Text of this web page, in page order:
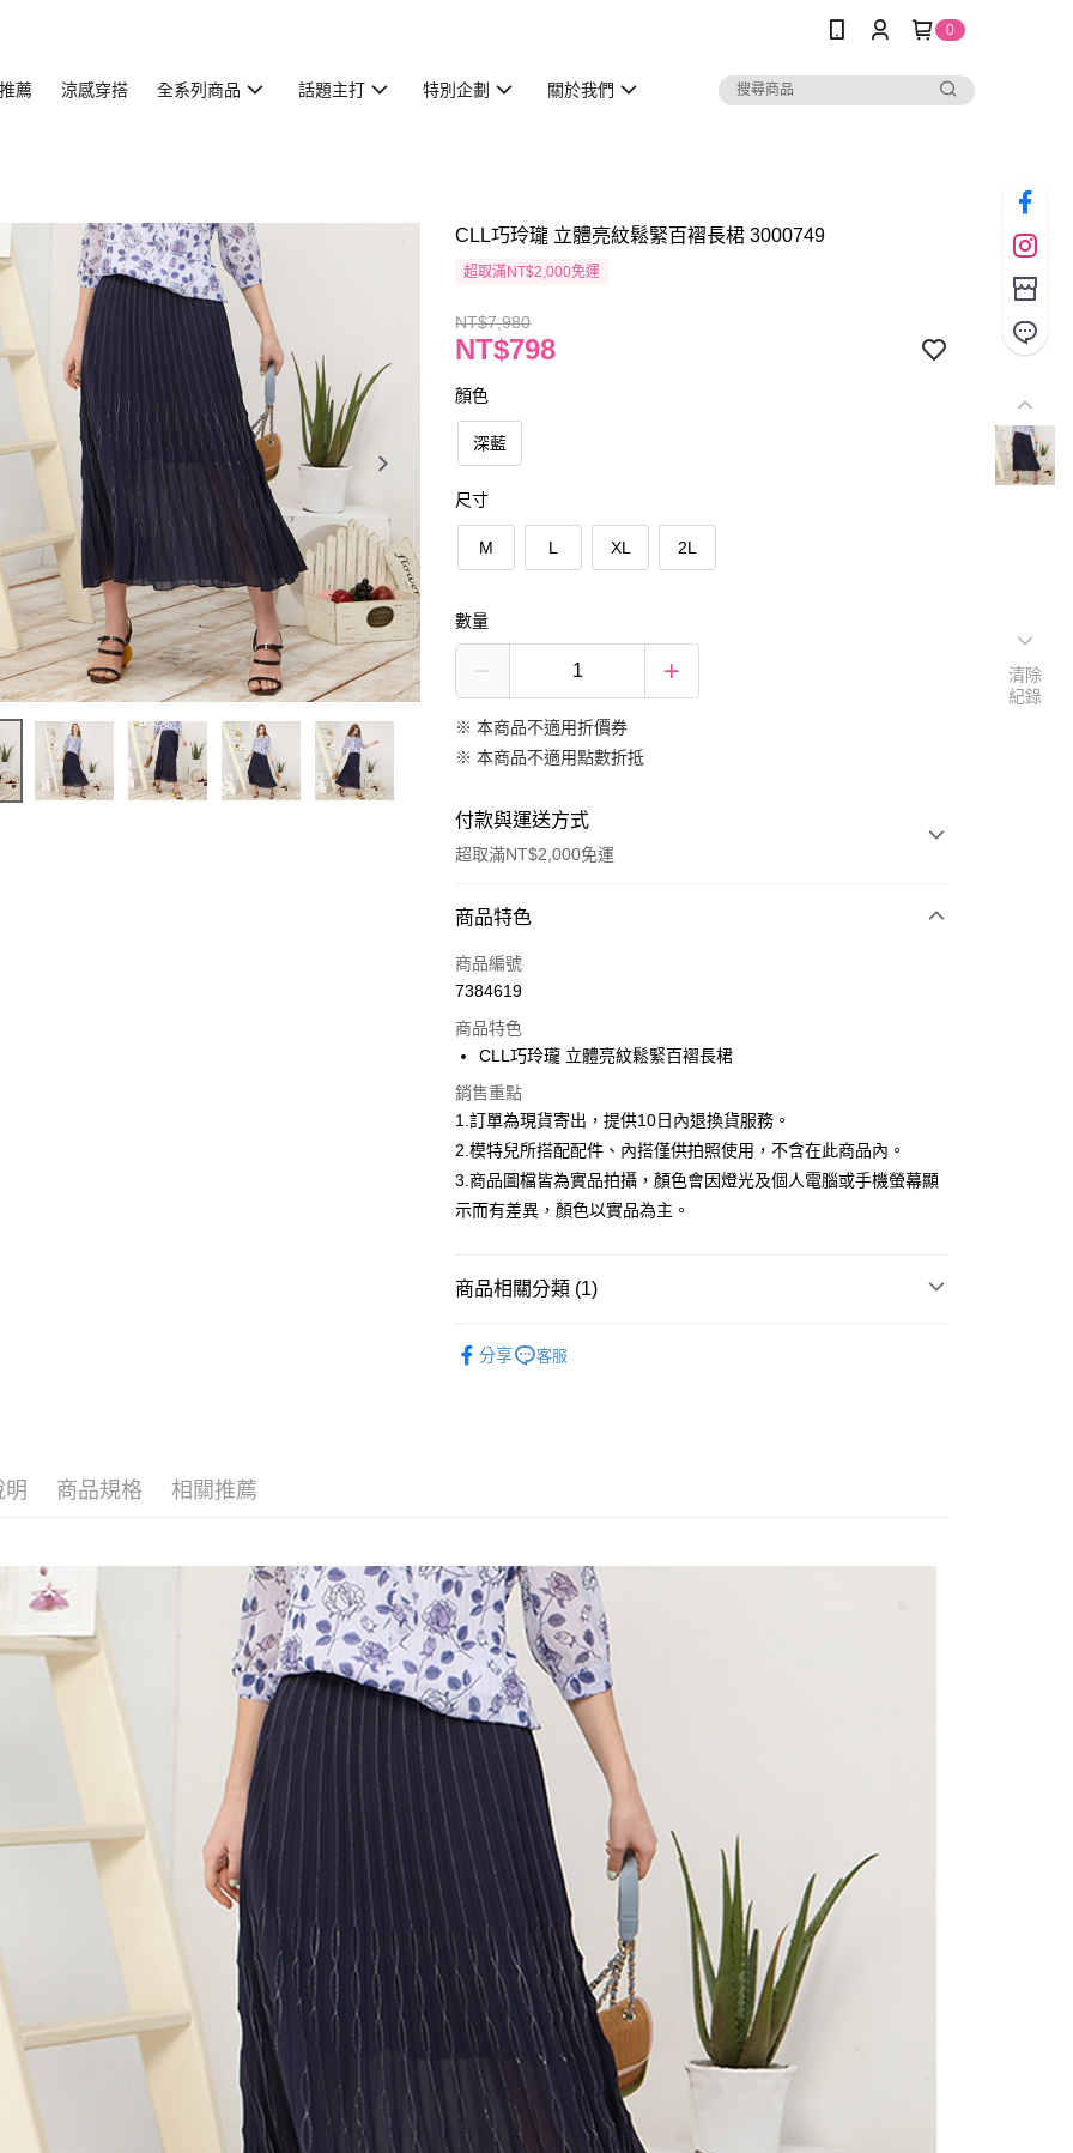
0
薦 涼感穿搭 全系列商品 話題主打 特別企劃 關於我們
CLL巧玲瓏 立體亮紋鬆緊百褶長桾 3000749
超取滿NT$2,000免運
NT$7,980
NT$798
顏色
深藍
尺寸
M L XL 2L
數量
※ 本商品不適用折價券
※ 本商品不適用點數折抵
付款與運送方式
超取滿NT$2,000免運
付款方式
信用卡一次付款
3 期 0 利率 每期 NT$266
合作金庫商業銀行
華南商業銀行
上海商業儲蓄銀行
台北富邦商業銀行
國泰世華商業銀行
兆豐國際商業銀行
臺灣中小企業銀行
台中商業銀行
匯豐（台灣）商業銀行
玉山商業銀行
超商取貨付款
LINE Pay
Apple Pay
街口支付
大哥付你分期
無法說明評估內容。
【繳款方式說明】
1.分期款項不併入電信帳單，「大哥付你分期」於每月結算日後寄送繳費提
醒簡訊。
2.透過簡訊連結打開帳單後，可選擇「超商條碼／台灣大直營門市／銀行轉
帳／街口支付／iPASS MONEY」等通路繳費。
【注意事項】
1.本服務係由「台灣大哥大股份有限公司」（以下簡稱本公司）所提供，讓
用戶於交易時，得透過本服務購買商品或服務，並由商店將買賣／分期付
款買賣價金債權讓與本公司後，依約使用本公司帳單繳交帳款。
2.基於同意付款使用「大哥付你分期」之契約關係目的，商店將以您的個人
資料（包含姓名、電話或地址）提供予台灣大哥大進項蒐集、處理及利
用，由本公司與您本人進行分期帳單所需資料之確認、核對及更正。
3.完整用戶服務條款，請詳閱以下連結：
https://oppay.tw/userRule
３．安心：先確認商品／服務後，再付款。
【「AFTEE先享後付」結帳流程】
１．於結帳方式選擇「AFTEE先享後付」後，將跳轉至「AFTEE先享後
付」結帳頁面，進行簡訊認證並確認金額後，即可完成結帳。
２．訂單成立數日內，您將收到繳費通知簡訊。
３．收到繳費通知簡訊後14天內，點擊此簡訊中的連結，可透過四大超商
／ATM／網路銀行／等多元方式進行付款，方視為交易完成。
※ 請注意：結帳手續完成當下不需立刻繳費，但若您需要取消訂單，請聯
絡購買商品的店家。未經商家同意取消之訂單仍視為有效，需透過AFTEE
先享後付繳納相關費用。
※ 交易是否成功請以「AFTEE先享後付 」之結帳頁面顯示為準，若有關於
是否繳費成功／繳費後需取消欲退款等相關疑問，請聯繫「AFTEE先享後
付客戶支援中心」
https://netprotections.freshdesk.com/support/home
【注意事項】
１．透過由恩沛科技股份有限公司提供之「AFTEE先享後付」服務完成之
交易，需依本服務之必要範圍內提供個人資料，並將交易相關給付款項請
求債權轉讓予恩沛科技股份有限公司。
２．關於個人資料處理事宜，請瀏覽以下網址：
https://aftee.tw/terms/#terms3
３．未成年的使用者請事先徵得法定代理人或監護人之同意方可使用
「AFTEE先享後付」，若未經同意申辦者引起之損失，本公司不負相關責
任。
４．使用「AFTEE先享後付」時，將依據個別帳號之用戶狀況，依本公司
即時審查核予不同之上限額度；若仍有額度不足之情形，本公司將視審查
結果請求用戶進行身份認證。
運送方式
全家取貨付款
每筆NT$120，滿NT$2,000(含以上)免運費
7-11取貨付款
每筆NT$120，滿NT$2,000(含以上)免運費
宅配
每筆NT$120，滿NT$2,000(含以上)免運費
商品特色
商品編號
7384619
商品特色
CLL巧玲瓏 立體亮紋鬆緊百褶長桾
銷售重點
1.訂單為現貨寄出，提供10日內退換貨服務。
2.模特兒所搭配配件、內搭僅供拍照使用，不含在此商品內。
3.商品圖檔皆為實品拍攝，顏色會因燈光及個人電腦或手機螢幕顯
示而有差異，顏色以實品為主。
商品相關分類 (1)
分享
客服
明 商品規格 相關推薦
清除
紀錄